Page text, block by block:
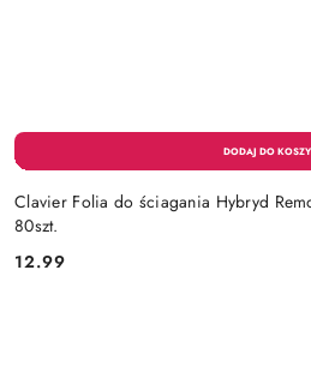
Clavier Folia do ściagania Hybryd
80szt.
Cena:
12.99